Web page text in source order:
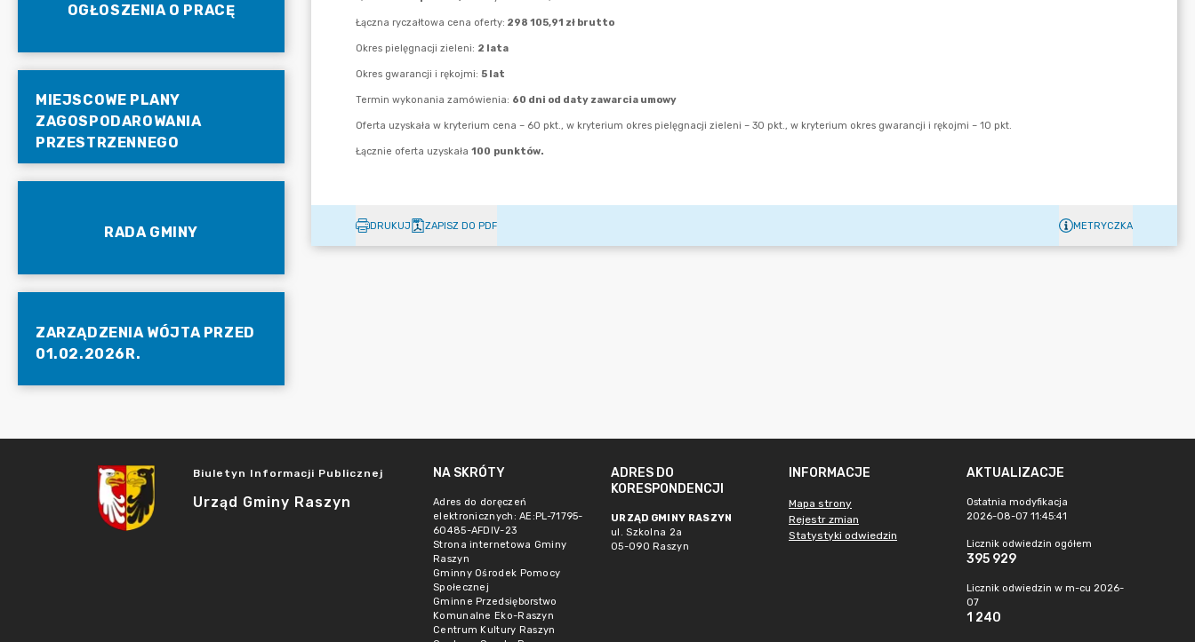
OGŁOSZENIA O PRACĘ
MIEJSCOWE PLANY
ZAGOSPODAROWANIA
PRZESTRZENNEGO
RADA GMINY
ZARZĄDZENIA WÓJTA PRZED
01.02.2026R.
DRUKUJ ZAPISZ DO PDF METRYCZKA
Biuletyn Informacji Publicznej
Urząd Gminy Raszyn
NA SKRÓTY
Adres do doręczeń
elektronicznych: AE:PL-71795-
60485-AFDIV-23
Strona internetowa Gminy
Raszyn
Gminny Ośrodek Pomocy
Społecznej
Gminne Przedsięborstwo
Komunalne Eko-Raszyn
Centrum Kultury Raszyn
ADRES DO
KORESPONDENCJI
URZĄD GMINY RASZYN
ul. Szkolna 2a
05-090 Raszyn
INFORMACJE
Mapa strony
Rejestr zmian
Statystyki odwiedzin
AKTUALIZACJE
Ostatnia modyfikacja
2026-08-07 11:45:41
Licznik odwiedzin ogółem
395 929
Licznik odwiedzin w m-cu 2026-
07
1 240